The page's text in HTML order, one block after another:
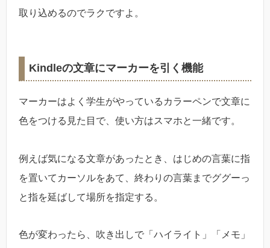
取り込めるのでラクですよ。
Kindleの文章にマーカーを引く機能
マーカーはよく学生がやっているカラーペンで文章に
色をつける見た目で、使い方はスマホと一緒です。
例えば気になる文章があったとき、はじめの言葉に指
を置いてカーソルをあて、終わりの言葉までググーっ
と指を延ばして場所を指定する。
色が変わったら、吹き出しで「ハイライト」「メモ」